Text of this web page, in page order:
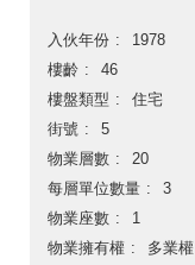
入伙年份
1978
樓齡
46
樓盤類型
住宅
街號
5
物業層數
20
每層單位數量
3
物業座數
1
物業擁有權
多業權